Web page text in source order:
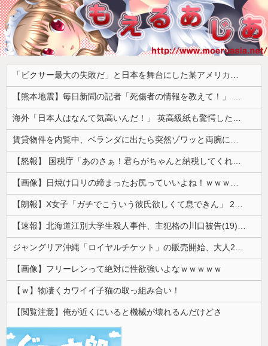
「ピクサー最大の失敗だ」と日本を舞台にした某アメリカ産アニメが話題に、日本と韓国の両方に失礼すぎるわ……
【熊本地震】毎日新聞の記者「死傷者の情報を教えて！」 → 企業「個人情報は控えます！」 → 記「年代は？特定につながらないでしょ？教えてよ？教えてよ？」
海外「日本人はなんて気高いんだ！」 英高級紙も驚愕した極限の中の日本人の姿に世界が衝撃
賃貸物件を内覧中、ベランダに出たら突然ゾワッと両腕に鳥肌が出た。「やっぱりこの部屋嫌だ」と思った瞬間、体が前にドンッと突き飛ばされて…
【怒報】 国税庁「あのさぁ！君らがちゃんと納税してくれないとこうなっちゃうけどどうする？！」←これw w w w w w w w
【画像】日焼け口リの締まったお尻っていいよね！ｗｗｗｗｗ
【朗報】X女子「ガチでこういう彼氏欲しくて息できん」 2000万バズ
【速報】北海道江別大学生殺人事件、主犯格の川口被告(19)に無期懲役の判決
ジャングリア沖縄「ロイヤルチケット」の販売開始、大人29,700円にｗｗｗｗｗｗｗｗｗ
【画像】フリーレンって絶対に性欲強いよなｗｗｗｗｗ
【ｗ】物凄くカワイイ子猫の取っ組み合い！
【閲覧注意】俺が近くにいると機械が壊れるんだけどさ